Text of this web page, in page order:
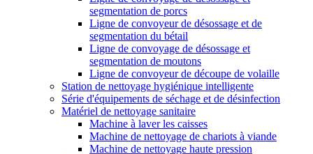
segmentation de porcs
Ligne de convoyeur de désossage et de
segmentation du bétail
Ligne de convoyage de désossage et
segmentation de moutons
Ligne de convoyeur de découpe de volaille
Station de nettoyage hygiénique intelligente
Série d'équipements de séchage et de désinfection
Matériel de nettoyage sanitaire
Machine à laver les caisses
Machine de nettoyage de chariots à viande
Machine de nettoyage haute pression